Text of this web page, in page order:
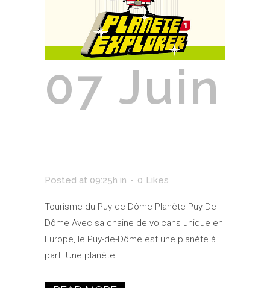
07 Juin
Posted at 09:25h in 0 Likes
Tourisme du Puy-de-Dôme Planète Puy-De-
Dôme Avec sa chaine de volcans unique en
Europe, le Puy-de-Dôme est une planète à
part. Une planète...